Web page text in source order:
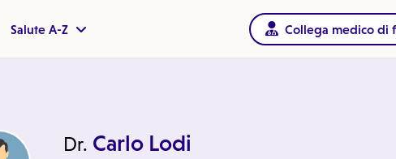
Salute A-Z Collega medico di
Dr. Carlo Lodi